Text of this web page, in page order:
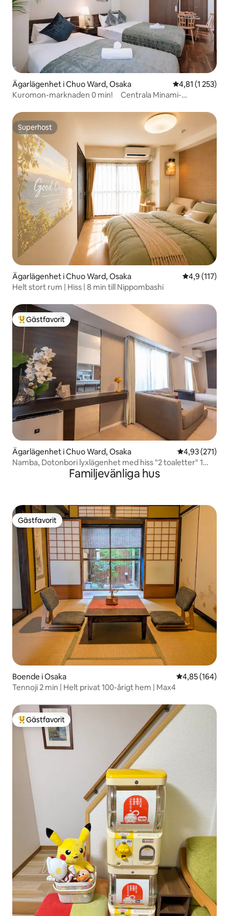
Ägarlägenhet i Chuo Ward, Osaka 4,81 av 5 i
4,81 (1 253)
Kuromon-marknaden 0 min! Centrala Minami-
Superhost
Superhost
Ägarlägenhet i Chuo Ward, Osaka 4,9 av 5 i
4,9 (117)
Helt stort rum | Hiss | 8 min till Nippombashi
Populär gästfavorit
Gästfavorit
Ägarlägenhet i Chuo Ward, Osaka 4,93 av 5 i
4,93 (271)
Namba, Dotonbori lyxlägenhet med hiss "2 toaletter" 1
minut till tunnelbanan & Kuromon Market 3 minuter &
Shinsaibashi 5 minuter, andra boenden i samma byggnad,
Familjevänliga hus
Gästfavorit
Gästfavorit
Boende i Osaka 4,85 av 5 i
4,85 (164)
Tennoji 2 min | Helt privat 100-årigt hem | Max4
Populär gästfavorit
Gästfavorit